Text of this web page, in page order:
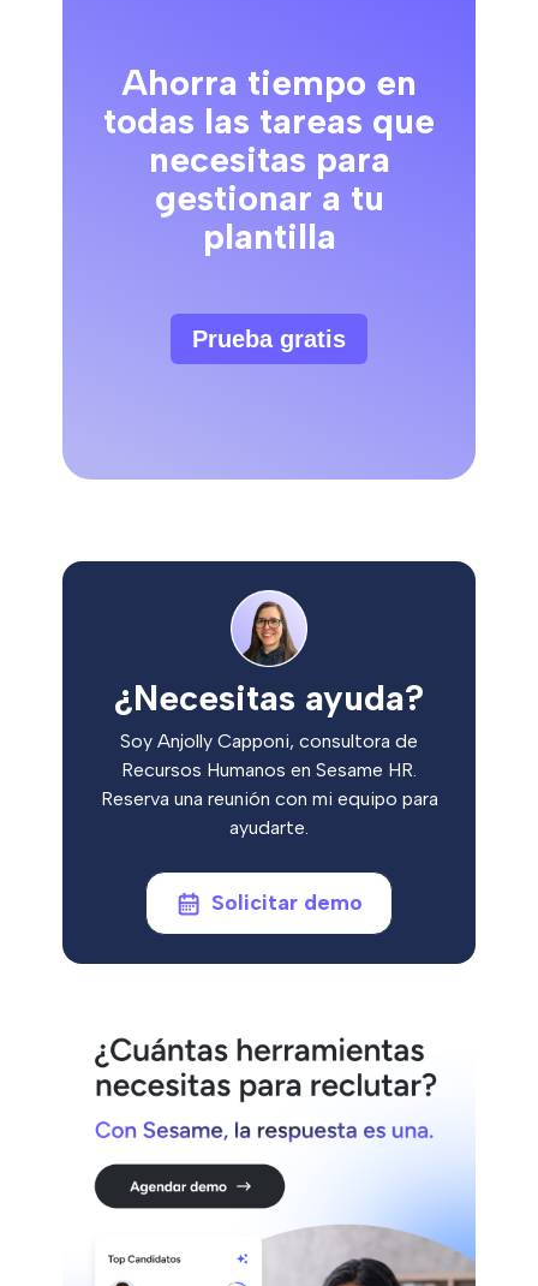
Ahorra tiempo en
todas las tareas que
necesitas para
gestionar a tu
plantilla
Prueba gratis
¿Necesitas ayuda?
Soy Anjolly Capponi, consultora de
Recursos Humanos en Sesame HR.
Reserva una reunión con mi equipo para
ayudarte.
Solicitar demo